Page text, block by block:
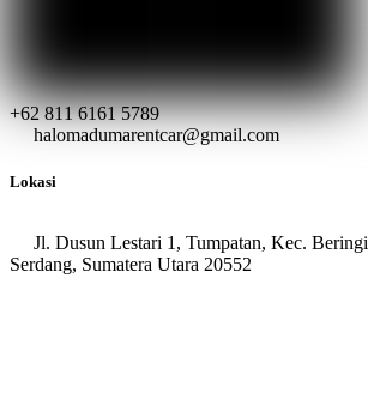
+62 811 6161 5789
halomadumarentcar@gmail.com
Lokasi
Jl. Dusun Lestari 1, Tumpatan, Kec.
Serdang, Sumatera Utara 20552